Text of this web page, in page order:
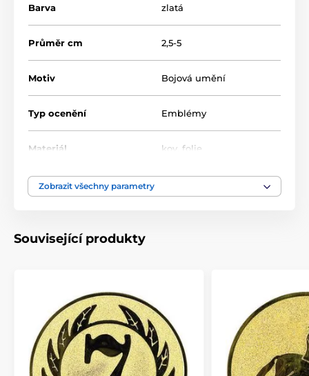
Barva zlatá
Průměr cm 2,5-5
Motiv Bojová umění
Typ ocenění Emblémy
Materiál kov folie
Zobrazit všechny parametry
Související produkty